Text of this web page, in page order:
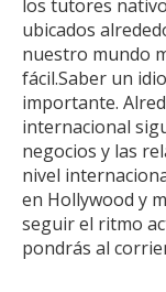
los tutores
ubicados
nuestro mundo
fácil.Saber un
importante.
internacional
negocios y las
nivel
en Hollywood y
seguir el ritmo
pondrás al